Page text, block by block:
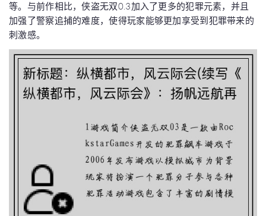
等。与前作相比，侠盗无双0.3加入了更多的犯罪元素，并且
加强了警察追捕的难度，使得玩家能够更加享受到犯罪带来的
刺激感。